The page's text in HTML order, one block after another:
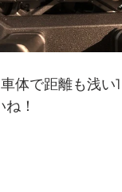
体で距離も浅い
！